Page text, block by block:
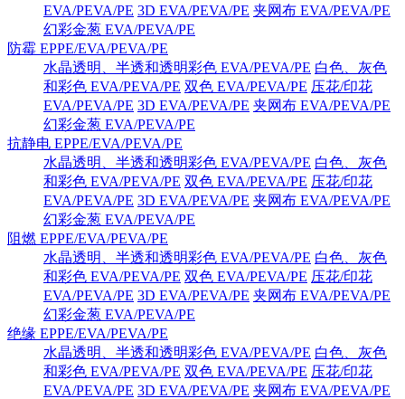
EVA/PEVA/PE 3D EVA/PEVA/PE 夹网布 EVA/PEVA/PE
幻彩金葱 EVA/PEVA/PE
防霉 EPPE/EVA/PEVA/PE
水晶透明、半透和透明彩色 EVA/PEVA/PE 白色、灰色
和彩色 EVA/PEVA/PE 双色 EVA/PEVA/PE 压花/印花
EVA/PEVA/PE 3D EVA/PEVA/PE 夹网布 EVA/PEVA/PE
幻彩金葱 EVA/PEVA/PE
抗静电 EPPE/EVA/PEVA/PE
水晶透明、半透和透明彩色 EVA/PEVA/PE 白色、灰色
和彩色 EVA/PEVA/PE 双色 EVA/PEVA/PE 压花/印花
EVA/PEVA/PE 3D EVA/PEVA/PE 夹网布 EVA/PEVA/PE
幻彩金葱 EVA/PEVA/PE
阻燃 EPPE/EVA/PEVA/PE
水晶透明、半透和透明彩色 EVA/PEVA/PE 白色、灰色
和彩色 EVA/PEVA/PE 双色 EVA/PEVA/PE 压花/印花
EVA/PEVA/PE 3D EVA/PEVA/PE 夹网布 EVA/PEVA/PE
幻彩金葱 EVA/PEVA/PE
绝缘 EPPE/EVA/PEVA/PE
水晶透明、半透和透明彩色 EVA/PEVA/PE 白色、灰色
和彩色 EVA/PEVA/PE 双色 EVA/PEVA/PE 压花/印花
EVA/PEVA/PE 3D EVA/PEVA/PE 夹网布 EVA/PEVA/PE